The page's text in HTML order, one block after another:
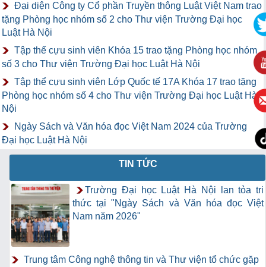
Đại diện Công ty Cổ phần Truyền thông Luật Việt Nam trao
tặng Phòng học nhóm số 2 cho Thư viện Trường Đại học
Luật Hà Nội
Tập thể cựu sinh viên Khóa 15 trao tặng Phòng học nhóm
số 3 cho Thư viện Trường Đại học Luật Hà Nội
Tập thể cựu sinh viên Lớp Quốc tế 17A Khóa 17 trao tặng
Phòng học nhóm số 4 cho Thư viện Trường Đại học Luật Hà
Nội
Ngày Sách và Văn hóa đọc Việt Nam 2024 của Trường
Đại học Luật Hà Nội
TIN TỨC
Trường Đại học Luật Hà Nội lan tỏa tri
thức tại "Ngày Sách và Văn hóa đọc Việt
Nam năm 2026"
Trung tâm Công nghệ thông tin và Thư viện tổ chức gặp